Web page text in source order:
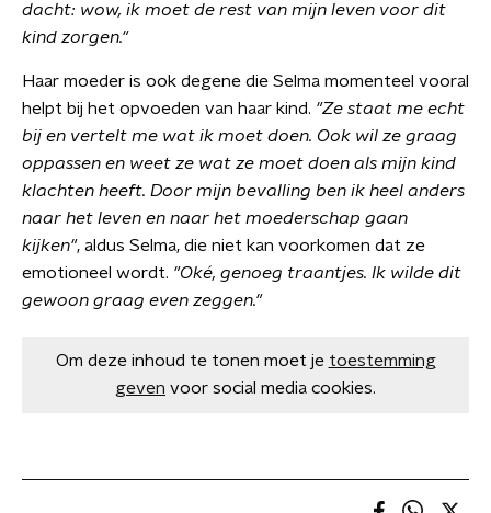
dacht: wow, ik moet de rest van mijn leven voor dit
kind zorgen."
Haar moeder is ook degene die Selma momenteel vooral
helpt bij het opvoeden van haar kind. "Ze staat me echt
bij en vertelt me wat ik moet doen. Ook wil ze graag
oppassen en weet ze wat ze moet doen als mijn kind
klachten heeft. Door mijn bevalling ben ik heel anders
naar het leven en naar het moederschap gaan
kijken", aldus Selma, die niet kan voorkomen dat ze
emotioneel wordt. "Oké, genoeg traantjes. Ik wilde dit
gewoon graag even zeggen."
Om deze inhoud te tonen moet je toestemming
geven voor social media cookies.